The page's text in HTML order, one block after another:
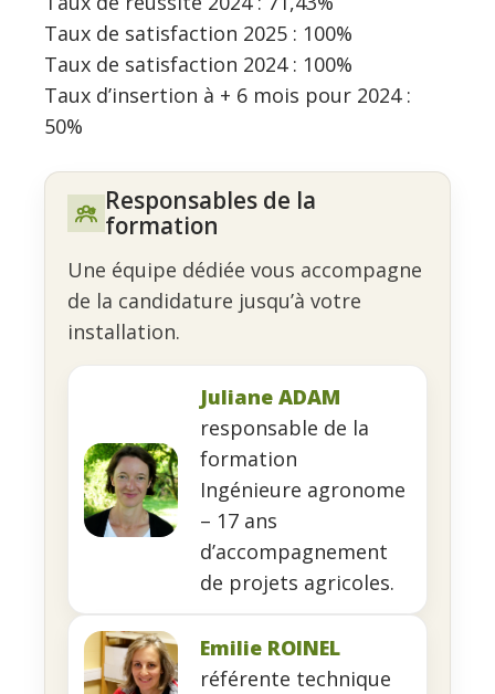
Taux de satisfaction 2025 : 100%
Taux de satisfaction 2024 : 100%
Taux d’insertion à + 6 mois pour 2024 :
50%
Responsables de la
formation
Une équipe dédiée vous accompagne
de la candidature jusqu’à votre
installation.
Juliane ADAM
responsable de la
formation
Ingénieure agronome
– 17 ans
d’accompagnement
de projets agricoles.
Emilie ROINEL
référente technique